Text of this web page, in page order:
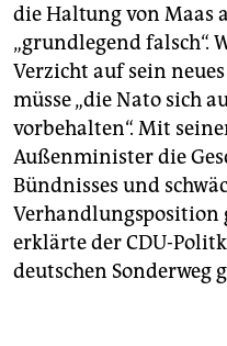
die Haltung von Maas
„grundlegend falsch“.
Verzicht auf sein
müsse „die Nato sich
vorbehalten“. Mit
Außenminister die
Bündnisses und
Verhandlungsposition
erklärte der CDU-
deutschen Sonderweg